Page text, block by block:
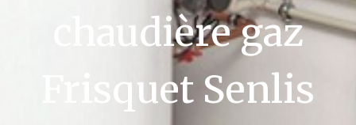
chaudière gaz
Frisquet Senlis